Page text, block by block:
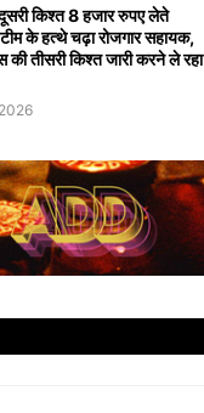
किश्त 8 हजार रुपए लेते
के हत्थे चढ़ा रोजगार सहायक,
की तीसरी किश्त जारी करने ले रहा